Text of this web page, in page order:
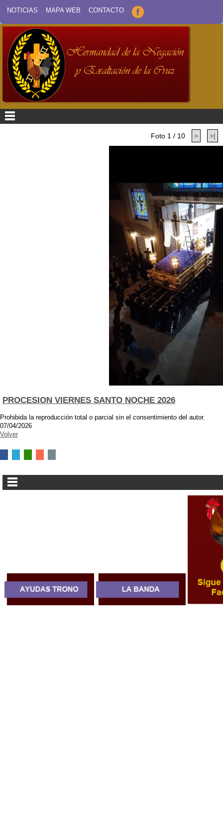
NOTICIAS MAPA WEB CONTACTO
Foto 1 / 10 > >|
PROCESION VIERNES SANTO NOCHE 2026
Prohibida la reproducción total o parcial sin el consentimiento del autor.
07/04/2026
Volver